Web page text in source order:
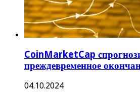
CoinMarketCap
преждевременное
04.10.2024